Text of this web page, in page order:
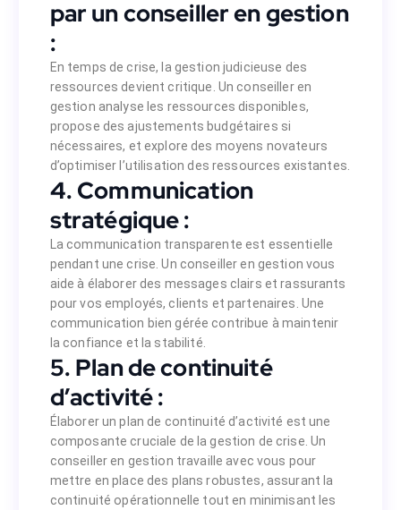
par un conseiller en gestion
:
En temps de crise, la gestion judicieuse des
ressources devient critique. Un conseiller en
gestion analyse les ressources disponibles,
propose des ajustements budgétaires si
nécessaires, et explore des moyens novateurs
d’optimiser l’utilisation des ressources existantes.
4. Communication
stratégique :
La communication transparente est essentielle
pendant une crise. Un conseiller en gestion vous
aide à élaborer des messages clairs et rassurants
pour vos employés, clients et partenaires. Une
communication bien gérée contribue à maintenir
la confiance et la stabilité.
5. Plan de continuité
d’activité :
Élaborer un plan de continuité d’activité est une
composante cruciale de la gestion de crise. Un
conseiller en gestion travaille avec vous pour
mettre en place des plans robustes, assurant la
continuité opérationnelle tout en minimisant les
vers la résolution
par effectuer un diagnostic précis de
crise, identifiant les zones de risque et
les opportunités cachées.
stratégique réactive :
stratégique réactive. Cela implique la
pour stabiliser la situation, et le
pour guider l’entreprise hors de la crise.
conseiller en gestion :
Un conseiller en gestion analyse les
et explore des moyens novateurs
l’utilisation des ressources existantes.
stratégique :
en gestion vous aide à élaborer des
communication bien gérée contribue
à maintenir la confiance et la stabilité.
continuité d’activité :
de crise. Un conseiller en gestion
la continuité opérationnelle tout en
minimisant les perturbations.
en gestion :
encourage l’adaptabilité et propose des
transformant ainsi les obstacles en